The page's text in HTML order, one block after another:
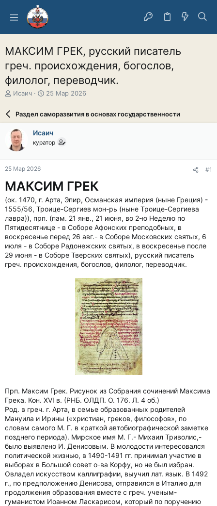
МАКСИМ ГРЕК, русский писатель
греч. происхождения, богослов,
филолог, переводчик.
А
о
р
т
е
м
ы
Исаич
Д
а
а
ч
л
25 Мар 2026
Раздел саморазвития в основах государственности
Исаич
куратор
25 Мар 2026 #1
МАКСИМ ГРЕК
(ок. 1470, г. Арта, Эпир, Османская империя (ныне Греция) -
1555/56, Троице-Сергиев мон-рь (ныне Троице-Сергиева
лавра)), прп. (пам. 21 янв., 21 июня, во 2-ю Неделю по
Пятидесятнице - в Соборе Афонских преподобных, в
воскресенье перед 26 авг.- в Соборе Московских святых, 6
июля - в Соборе Радонежских святых, в воскресенье после
29 июня - в Соборе Тверских святых), русский писатель
греч. происхождения, богослов, филолог, переводчик.
Прп. Максим Грек. Рисунок из Собрания сочинений Максима
Грека. Кон. XVI в. (РНБ. ОЛДП. О. 176. Л. 4 об.)
Род. в греч. г. Арта, в семье образованных родителей
Мануила и Ирины («христиан, греков, философов», по
словам самого М. Г. в краткой автобиографической заметке
позднего периода). Мирское имя М. Г.- Михаил Триволис,-
было выявлено И. Денисовым. В молодости интересовался
политической жизнью, в 1490-1491 гг. принимал участие в
выборах в Большой совет о-ва Корфу, но не был избран.
Овладел искусством каллиграфии, выучил лат. язык. В 1492
г., по предположению Денисова, отправился в Италию для
продолжения образования вместе с греч. ученым-
гуманистом Иоанном Ласкарисом, который по поручению